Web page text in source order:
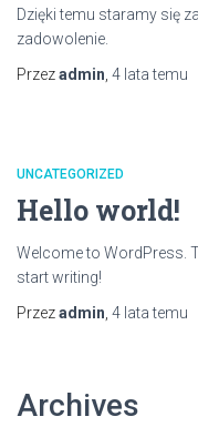
Dzięki temu staramy się
zadowolenie.
Przezadmin 4 latatemu
UNCATEGORIZED
Hello world!
Welcome to WordPress.
start writing!
Przezadmin 4 latatemu
Archives